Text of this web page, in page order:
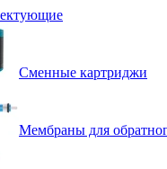
Сменные картриджи
Мембраны для